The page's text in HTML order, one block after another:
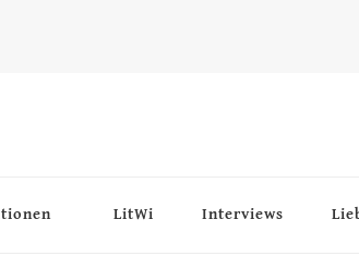
LitWi Interviews